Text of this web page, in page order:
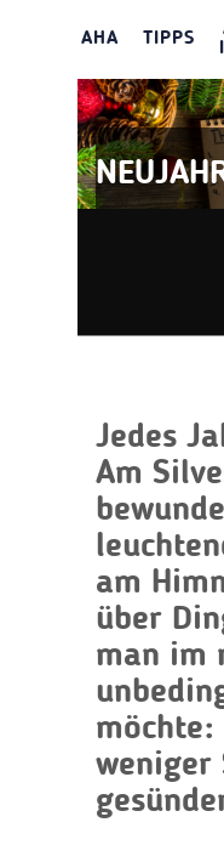
AHA TIPPS
Jedes
Am
am
über
man im
möchte:
weniger